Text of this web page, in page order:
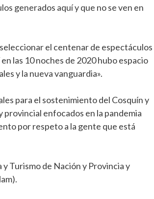
generados aquí y que no se ven en
el centenar de espectáculos
las 10 noches de 2020 hubo espacio
y la nueva vanguardia».
para el sostenimiento del Cosquín y
enfocados en la pandemia
por respeto a la gente que está
Turismo de Nación y Provincia y